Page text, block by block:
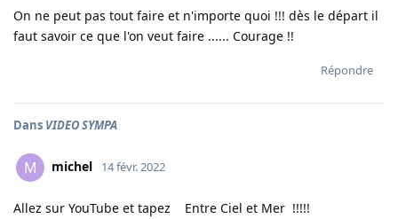
On ne peut pas tout faire et n'importe quoi !!! dès le départ il
faut savoir ce que l'on veut faire ...... Courage !!
Répondre
Dans VIDEO SYMPA
M michel 14 févr. 2022
Allez sur YouTube et tapez Entre Ciel et Mer !!!!!